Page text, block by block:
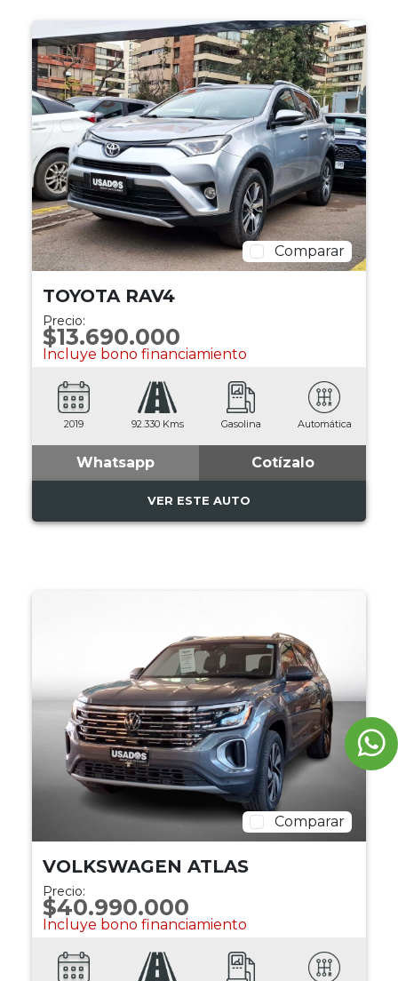
Comparar
TOYOTA RAV4
Precio:
$13.690.000
Incluye bono financiamiento
2019 92.330 Kms Gasolina Automática
Whatsapp Cotízalo
VER ESTE AUTO
Comparar
VOLKSWAGEN ATLAS
Precio:
$40.990.000
Incluye bono financiamiento